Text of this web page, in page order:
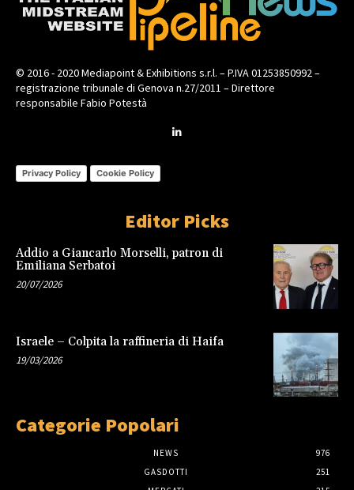
© 2016 - 2020 Mediapoint & Exhibitions s.r.l. – P.IVA 01253850992 –
registrazione tribunale di Genova n.27/2011 – Direttore
responsabile Fabio Potestà
Privacy Policy Cookie Policy
Editor Picks
Addio a Giancarlo Morselli, patron di
Emiliana Serbatoi
20/07/2026
Israele – Colpita la raffineria di Haifa
19/03/2026
Categorie Popolari
NEWS
976
GASDOTTI
251